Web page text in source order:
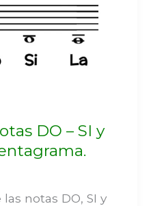
DO – SI y
notas DO, SI y